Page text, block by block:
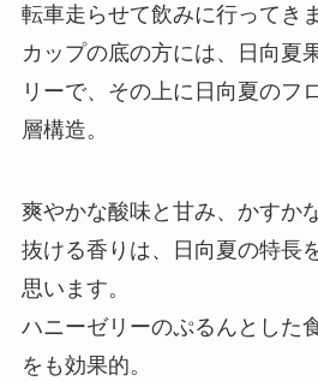
転車走らせて飲みに行ってき
カップの底の方には、日向夏
リーで、その上に日向夏のフ
層構造。
爽やかな酸味と甘み、かすか
抜ける香りは、日向夏の特長
思います。
ハニーゼリーのぷるんとした
をも効果的。